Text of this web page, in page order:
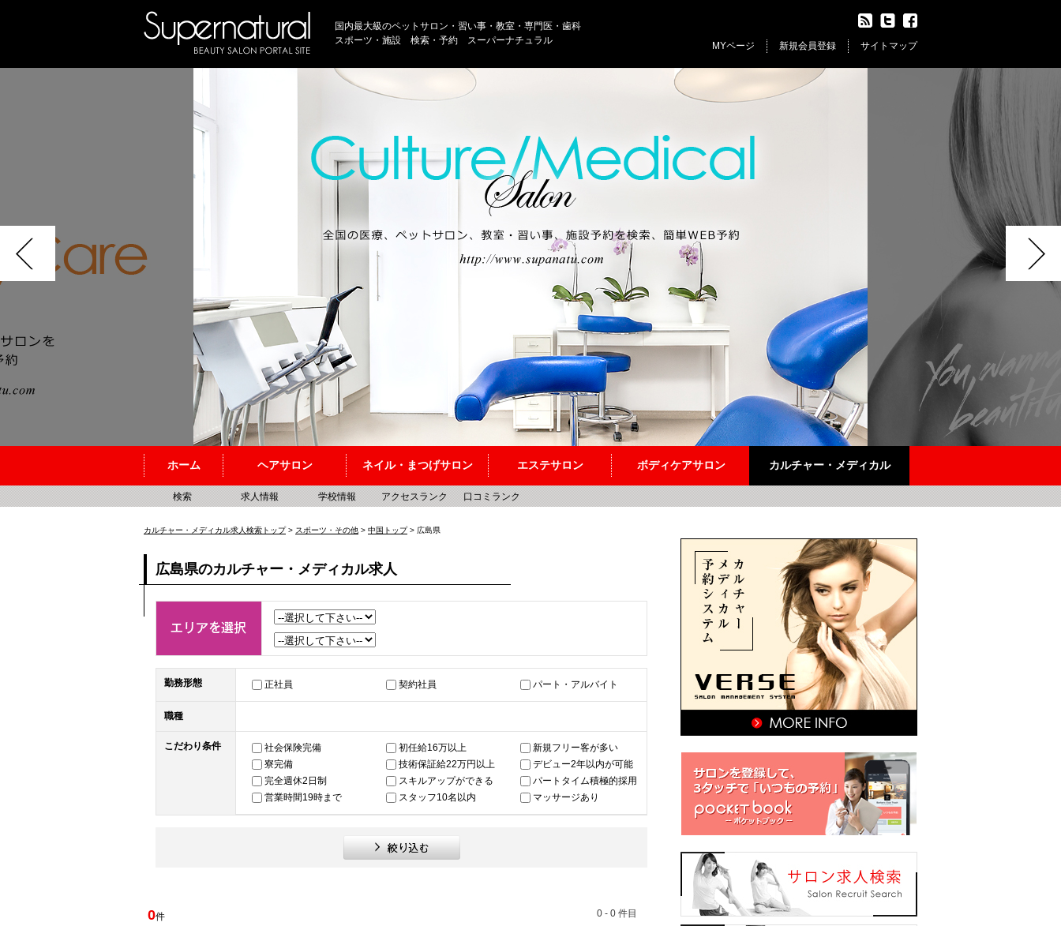
国内最大級のペットサロン・習い事・教室・専門医・歯科
スポーツ・施設 検索・予約 スーパーナチュラル
サイトマップ
新規会員登録
MYページ
ホーム ヘアサロン ネイル・まつげサロン エステサロン ボディケアサロン カルチャー・メディカル
検索 求人情報 学校情報 アクセスランク 口コミランク
カルチャー・メディカル求人検索トップ> スポーツ・その他 > 中国トップ> 広島県
広島県のカルチャー・メディカル求人
勤務形態 正社員 契約社員 パート・アルバイト
職種
こだわり条件 社会保険完備 初任給16万以上
新規フリー客が多い
寮完備
技術保証給22万円以上
デビュー2年以内が可能
完全週休2日制
スキルアップができる
パートタイム積極的採用
営業時間19時まで
スタッフ10名以内 マッサージあり
0件 0 - 0 件目